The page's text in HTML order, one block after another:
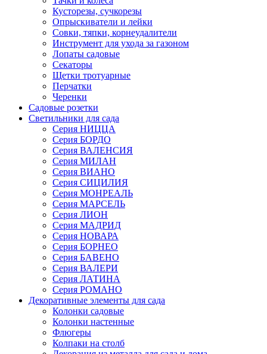
Кусторезы, сучкорезы
Опрыскиватели и лейки
Совки, тяпки, корнеудалители
Инструмент для ухода за газоном
Лопаты садовые
Секаторы
Щетки тротуарные
Перчатки
Черенки
Садовые розетки
Светильники для сада
Серия НИЦЦА
Серия БОРДО
Серия ВАЛЕНСИЯ
Серия МИЛАН
Серия ВИАНО
Серия СИЦИЛИЯ
Серия МОНРЕАЛЬ
Серия МАРСЕЛЬ
Серия ЛИОН
Серия МАДРИД
Серия НОВАРА
Серия БОРНЕО
Серия БАВЕНО
Серия ВАЛЕРИ
Серия ЛАТИНА
Серия РОМАНО
Декоративные элементы для сада
Колонки садовые
Колонки настенные
Флюгеры
Колпаки на столб